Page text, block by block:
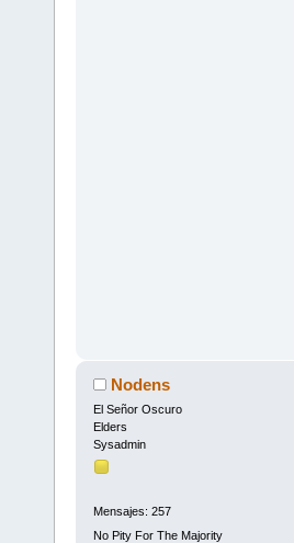
Nodens
El Señor Oscuro
Elders
Sysadmin
Mensajes: 257
No Pity For The Majority